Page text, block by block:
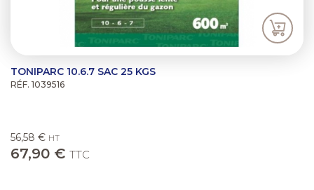
TONIPARC 10.6.7 SAC 25 KGS
RÉF. 1039516
56,58 € HT
67,90 € TTC